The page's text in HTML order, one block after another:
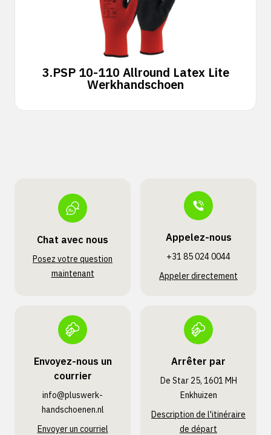
3.PSP 10-110 Allround Latex Lite
Werkhandschoen
Chat avec nous
Posez votre question
maintenant
Appelez-nous
+31 85 024 0044
Appeler directement
Envoyez-nous un
courrier
info@pluswerk­
handschoenen.nl
Envoyer un courriel
Arrêter par
De Star 25, 1601 MH
Enkhuizen
Description de l'itinéraire
de départ